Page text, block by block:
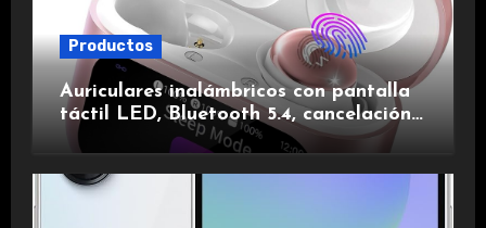
Productos
Auriculares inalámbricos con pantalla
táctil LED, Bluetooth 5.4, cancelación
de ruido, impermeables y de larga
duración.